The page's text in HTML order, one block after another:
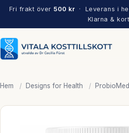
Fri frakt över 500 kr · Leverans i
Klarna & kort
Hem / Designs for Health /